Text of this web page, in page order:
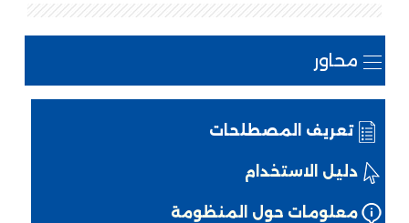
محاور
تعريف المصطلحات
دليل الاستخدام
معلومات حول المنظومة